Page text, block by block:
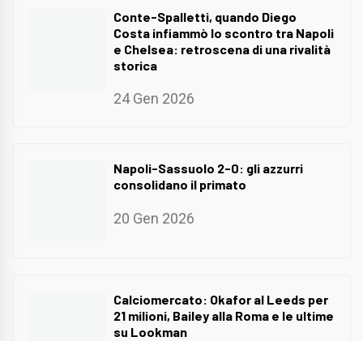
Conte-Spalletti, quando Diego
Costa infiammò lo scontro tra Napoli
e Chelsea: retroscena di una rivalità
storica
24 Gen 2026
Napoli-Sassuolo 2-0: gli azzurri
consolidano il primato
20 Gen 2026
Calciomercato: Okafor al Leeds per
21 milioni, Bailey alla Roma e le ultime
su Lookman